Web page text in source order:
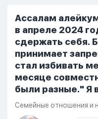
является
принимает
серьез,
развлечению и...
Ассалам
в апреле 2024
сдержать себя.
принимает
стал избивать
месяце
были разные." Я
помыла вовремя
приготовила во
Семейные отношения и